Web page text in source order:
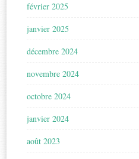
février 2025
janvier 2025
décembre 2024
novembre 2024
octobre 2024
janvier 2024
août 2023